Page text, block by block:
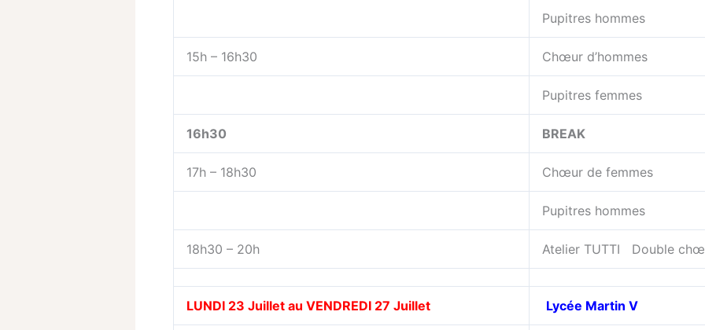
Pupitres hommes
15h – 16h30 Chœur d’hommes
Pupitres femmes
16h30 BREAK
17h – 18h30 Chœur de femmes
Pupitres hommes
18h30 – 20h Atelier TUTTI Double
LUNDI 23 Juillet au VENDREDI 27 Juillet Lycée Martin V